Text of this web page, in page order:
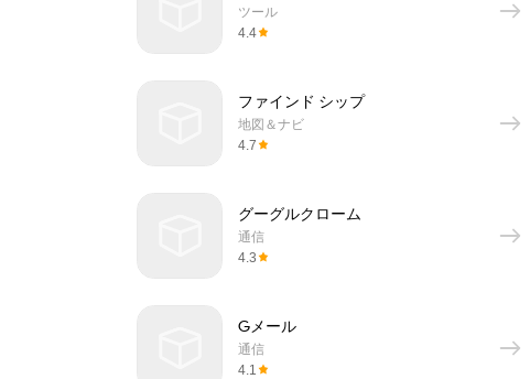
ツール
4.4
ファインド シップ
地図＆ナビ
4.7
グーグルクローム
通信
4.3
Gメール
通信
4.1